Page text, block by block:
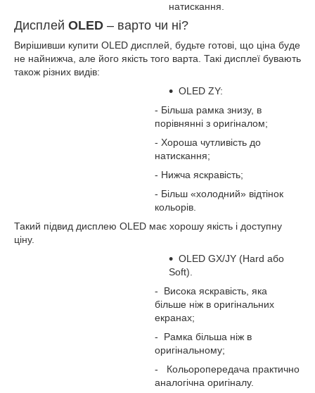
натискання.
Дисплей OLED – варто чи ні?
Вирішивши купити OLED дисплей, будьте готові, що ціна буде
не найнижча, але його якість того варта. Такі дисплеї бувають
також різних видів:
OLED ZY:
- Більша рамка знизу, в
порівнянні з оригіналом;
- Хороша чутливість до
натискання;
- Нижча яскравість;
- Більш «холодний» відтінок
кольорів.
Такий підвид дисплею OLED має хорошу якість і доступну
ціну.
OLED GX/JY (Hard або
Soft).
- Висока яскравість, яка
більше ніж в оригінальних
екранах;
- Рамка більша ніж в
оригінальному;
- Кольоропередача практично
аналогічна оригіналу.